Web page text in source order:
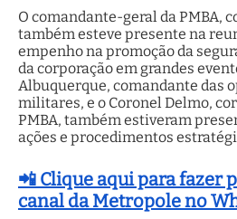
O comandante-geral da PMBA,
também esteve presente na
empenho na promoção da
da corporação em grandes
Albuquerque, comandante das
militares, e o Coronel Delmo,
PMBA, também estiveram
ações e procedimentos
📲 Clique aqui para fazer
canal da Metropole no